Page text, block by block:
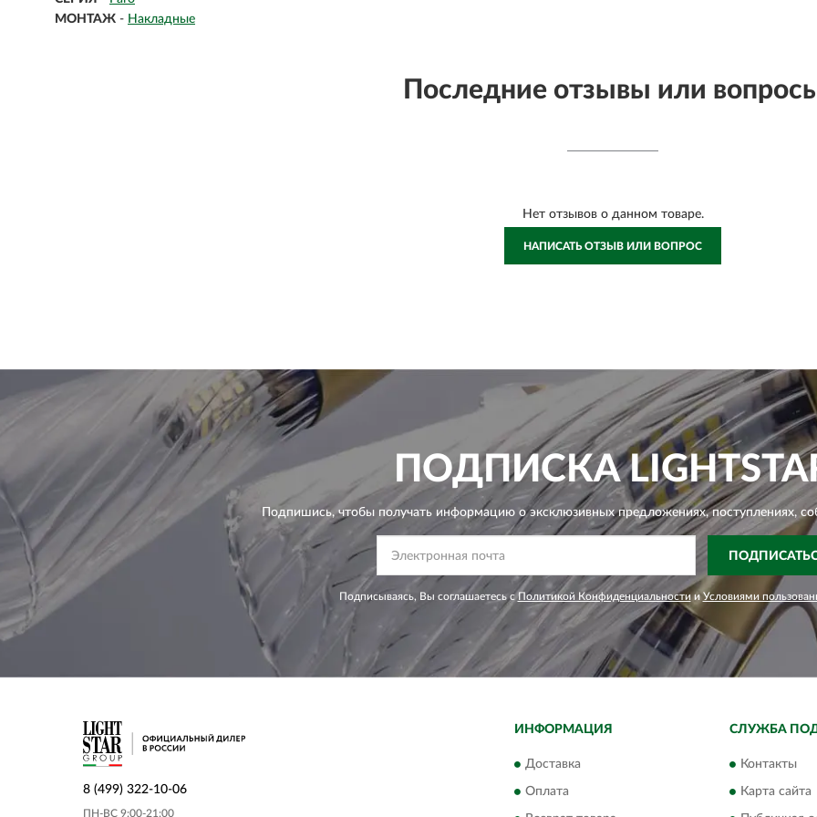
МОНТАЖ - Накладные
Последние отзывы или
Нет отзывов о данном товаре.
НАПИСАТЬ ОТЗЫВ ИЛИ ВОПРОС
ПОДПИСКА
Подпишись, чтобы получать информацию о эксклюзивных предложениях,поступлениях,
Подписываясь, Вы соглашаетесь сПолитикой Конфиденциальности иУсловиями
8 (499) 322-10-06
ПН-ВС 9:00-21:00
ИНФОРМАЦИЯ
Доставка
Оплата
СЛУЖБА
Контакты
Карта сайта